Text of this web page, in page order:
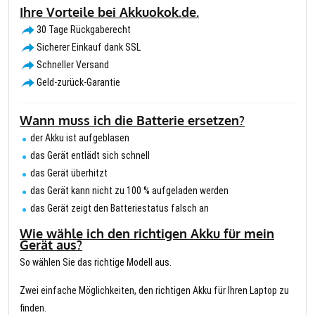
Ihre Vorteile bei Akkuokok.de.
30 Tage Rückgaberecht
Sicherer Einkauf dank SSL
Schneller Versand
Geld-zurück-Garantie
Wann muss ich die Batterie ersetzen?
der Akku ist aufgeblasen
das Gerät entlädt sich schnell
das Gerät überhitzt
das Gerät kann nicht zu 100 % aufgeladen werden
das Gerät zeigt den Batteriestatus falsch an
Wie wähle ich den richtigen Akku für mein
Gerät aus?
So wählen Sie das richtige Modell aus.
Zwei einfache Möglichkeiten, den richtigen Akku für Ihren Laptop zu
finden.